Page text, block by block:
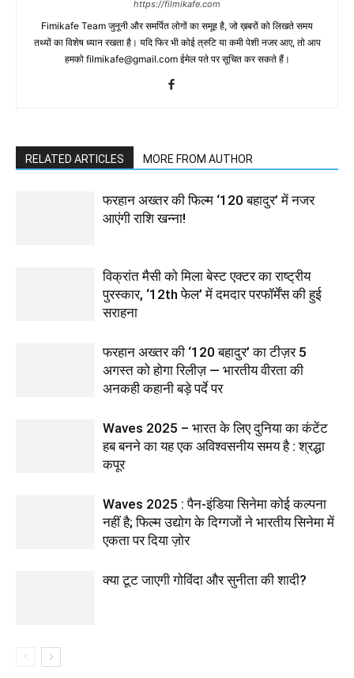
https://filmikafe.com
Fimikafe Team जुनूनी और समर्पित लोगों का समूह है, जो ख़बरों को लिखते समय
तथ्‍यों का विशेष ध्‍यान रखता है। यदि फिर भी कोई त्रुटि या कमी पेशी नजर आए, तो आप
हमको filmikafe@gmail.com ईमेल पते पर सूचित कर सकते हैं।
RELATED ARTICLES MORE FROM AUTHOR
फरहान अख्तर की फिल्म ‘120 बहादुर’ में नजर
आएंगी राशि खन्ना!
विक्रांत मैसी को मिला बेस्ट एक्टर का राष्ट्रीय
पुरस्कार, ‘12th फेल’ में दमदार परफॉर्मेंस की हुई
सराहना
फरहान अख्तर की ‘120 बहादुर’ का टीज़र 5
अगस्त को होगा रिलीज़ — भारतीय वीरता की
अनकही कहानी बड़े पर्दे पर
Waves 2025 – भारत के लिए दुनिया का कंटेंट
हब बनने का यह एक अविश्वसनीय समय है : श्रद्धा
कपूर
Waves 2025 : पैन-इंडिया सिनेमा कोई कल्पना
नहीं है; फिल्म उद्योग के दिग्गजों ने भारतीय सिनेमा में
एकता पर दिया ज़ोर
क्या टूट जाएगी गोविंदा और सुनीता की शादी?